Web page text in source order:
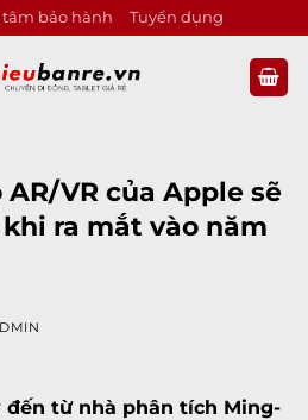
bảo hành Tuyển dụng
VR của Apple sẽ
ra mắt vào năm
đến từ nhà phân tích Ming-